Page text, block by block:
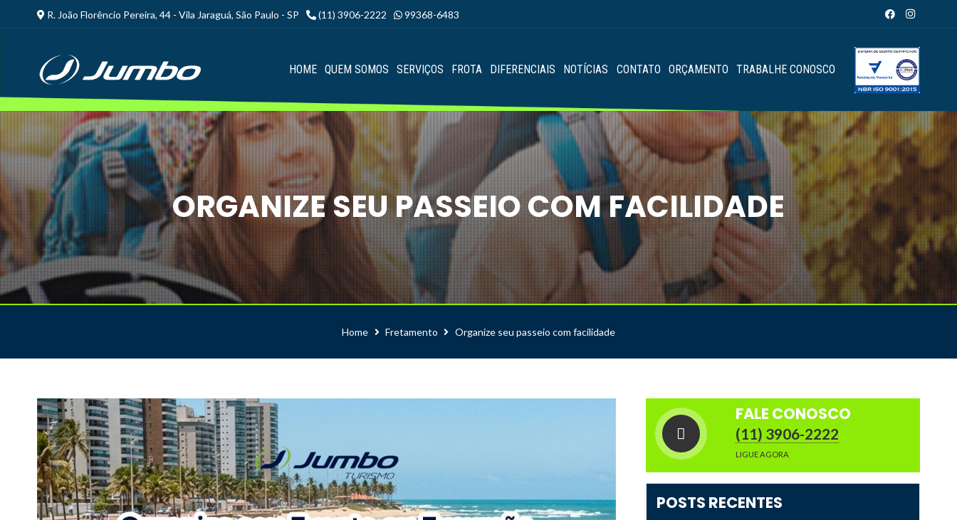
R. João Florêncio Pereira, 44 - Vila Jaraguá, São Paulo - SP (11) 3906-2222 99368-6483
HOME QUEM SOMOS SERVIÇOS FROTA DIFERENCIAIS NOTÍCIAS CONTATO ORÇAMENTO TRABALHE CONOSCO
ORGANIZE SEU PASSEIO COM FACILIDADE
Home Fretamento Organize seu passeio com facilidade
FALE CONOSCO
(11) 3906-2222
LIGUE AGORA
POSTS RECENTES